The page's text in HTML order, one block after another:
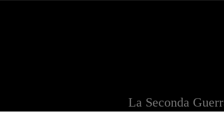
La Seconda